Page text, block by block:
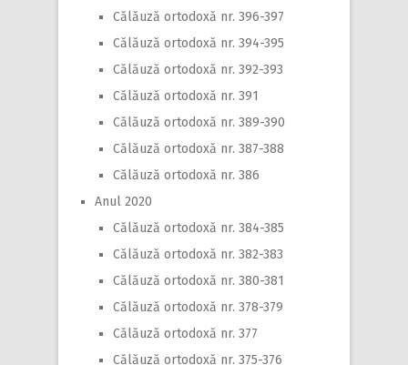
Călăuză ortodoxă nr. 396-397
Călăuză ortodoxă nr. 394-395
Călăuză ortodoxă nr. 392-393
Călăuză ortodoxă nr. 391
Călăuză ortodoxă nr. 389-390
Călăuză ortodoxă nr. 387-388
Călăuză ortodoxă nr. 386
Anul 2020
Călăuză ortodoxă nr. 384-385
Călăuză ortodoxă nr. 382-383
Călăuză ortodoxă nr. 380-381
Călăuză ortodoxă nr. 378-379
Călăuză ortodoxă nr. 377
Călăuză ortodoxă nr. 375-376